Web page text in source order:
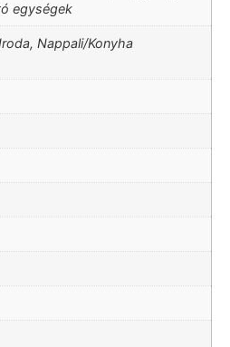
egységek
Nappali/Konyha